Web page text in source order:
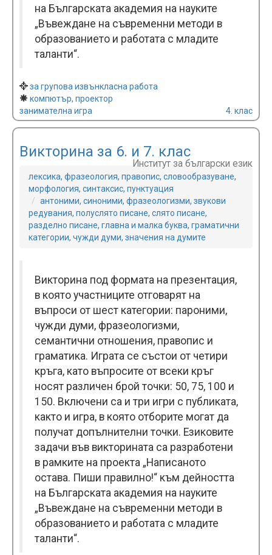
на Българската академия на науките
„Въвеждане на съвременни методи в
образованието и работата с младите
таланти“.
за групова извънкласна работа
компютър, проектор
занимателна игра
4. клас
Викторина за 6. и 7. клас
Институт за български език
лексика, фразеология, правопис, словообразуване,
морфология, синтаксис, пунктуация
антоними, синоними, фразеологизми, звукови
редувания, полуслято писане, слято писане,
разделно писане, главна и малка буква, граматични
категории, чужди думи, значения на думите
Викторина под формата на презентация,
в която участниците отговарят на
въпроси от шест категории: пароними,
чужди думи, фразеологизми,
семантични отношения, правопис и
граматика. Играта се състои от четири
кръга, като въпросите от всеки кръг
носят различен брой точки: 50, 75, 100 и
150. Включени са и три игри с публиката,
както и игра, в която отборите могат да
получат допълнителни точки. Езиковите
задачи във викторината са разработени
в рамките на проекта „Написаното
остава. Пиши правилно!“ към дейността
на Българската академия на науките
„Въвеждане на съвременни методи в
образованието и работата с младите
таланти“.